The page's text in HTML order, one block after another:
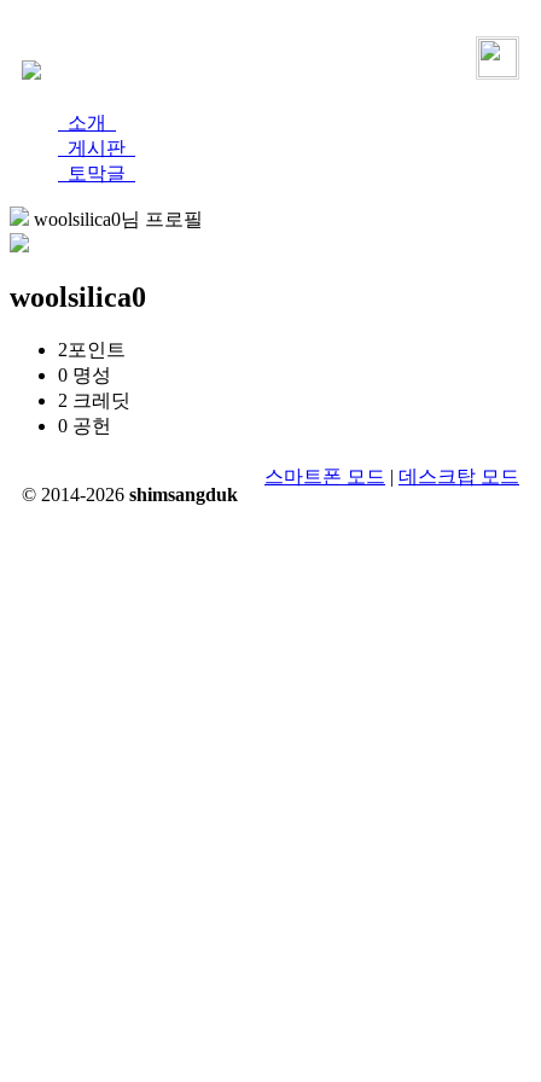
소개
게시판
토막글
woolsilica0님 프로필
woolsilica0
2포인트
0 명성
2 크레딧
0 공헌
© 2014-2026 shimsangduk
스마트폰 모드 | 데스크탑 모드